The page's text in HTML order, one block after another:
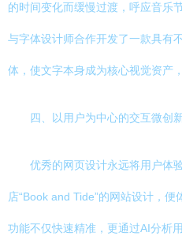
的时间变化而缓慢过渡，呼应音乐
与字体设计师合作开发了一款具有
体，使文字本身成为核心视觉资产
四、以用户为中心的交互微创
优秀的网页设计永远将用户体
店“Book and Tide”的网站设计，
功能不仅快速精准，更通过AI分析